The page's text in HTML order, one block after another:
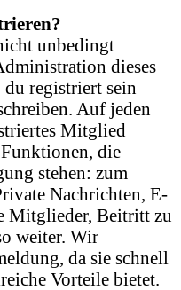
unbedingt
dieses
registriert sein
Auf jeden
Mitglied
die
stehen: zum
Nachrichten, E-
Mitglieder, Beitritt zu
weiter. Wir
da sie schnell
Vorteile bietet.